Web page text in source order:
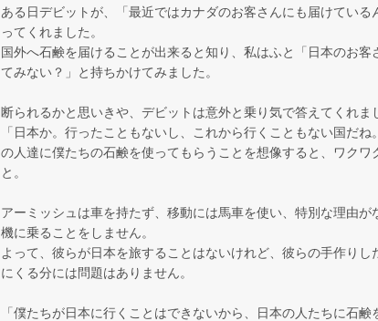
ある日デビットが、「最近ではカナダのお客さんにも届けている
ってくれました。
国外へ石鹸を届けることが出来ると知り、私はふと「日本のお客
てみない？」と持ちかけてみました。
断られるかと思いきや、デビットは意外と乗り気で答えてくれま
「日本か。行ったこともないし、これから行くこともない国だね
の人達に僕たちの石鹸を使ってもらうことを想像すると、ワクワ
と。
アーミッシュは車を持たず、移動には馬車を使い、特別な理由が
機に乗ることをしません。
よって、彼らが日本を旅することはないけれど、彼らの手作りし
にくる分には問題はありません。
「僕たちが日本に行くことはできないから、日本の人たちに石鹸